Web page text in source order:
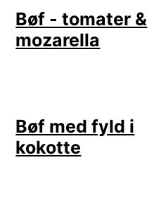
Bøf - tomater &
mozarella
Bøf med fyld i
kokotte